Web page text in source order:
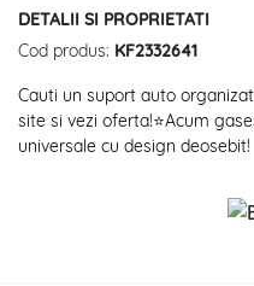
DETALII SI PROPRIETATI
Cod produs: KF2332641
Cauti un suport auto
site si vezi oferta!⭐Acum
universale cu design deosebit!